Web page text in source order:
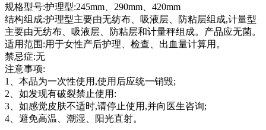
规格型号:护理型:245mm、290mm、420mm
结构组成:护理型主要由无纺布、吸液层、防粘层组成,计量型
主要由无纺布、吸液层、防粘层和计量秤组成。产品应无菌。
适用范围:用于女性产后护理、检查、出血量计算用。
禁忌症:无
注意事项:
1、本品为一次性使用,使用后应统一销毁;
2、如发现有破裂禁止使用:
3、如感觉皮肤不适时,请停止使用,并向医生咨询;
4、避免高温、潮湿、阳光直射。